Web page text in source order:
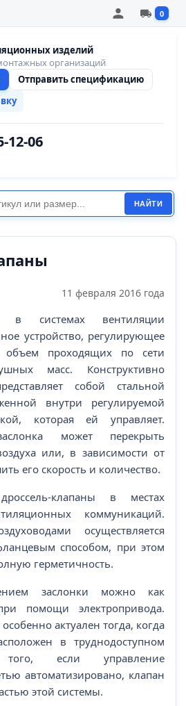
0
изделий
организаций
Отправить спецификацию
12-06
НАЙТИ
11 февраля 2016 года
в системах вентиляции
устройство, регулирующее
объем проходящих по сети
масс. Конструктивно
собой стальной
внутри регулируемой
которая ей управляет.
может перекрыть
или, в зависимости от
его скорость и количество.
клапаны в местах
коммуникаций.
осуществляется
способом, при этом
герметичность.
заслонки можно как
помощи электропривода.
актуален тогда, когда
в труднодоступном
если управление
автоматизировано, клапан
этой системы.